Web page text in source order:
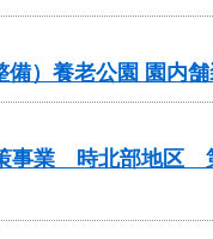
）養老公園 園内
事業 時北部地区